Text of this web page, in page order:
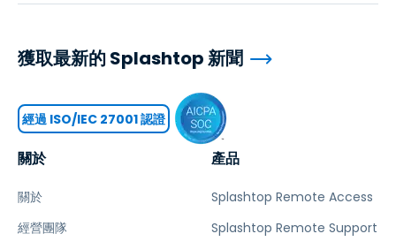
關於
關於
經營團隊
產品
Splashtop Remote Access
Splashtop Remote Support
獲取最新的 Splashtop 新聞
經過 ISO/IEC 27001 認證